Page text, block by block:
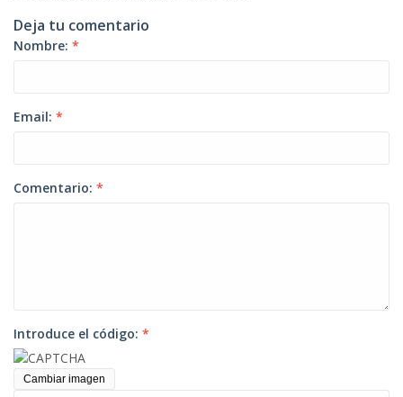
Deja tu comentario
Nombre: *
Email: *
Comentario: *
Introduce el código: *
Cambiar imagen